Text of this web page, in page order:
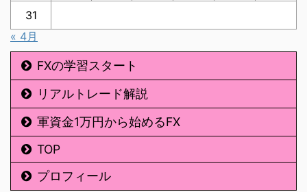
31
« 4月
FXの学習スタート
リアルトレード解説
軍資金1万円から始めるFX
TOP
プロフィール